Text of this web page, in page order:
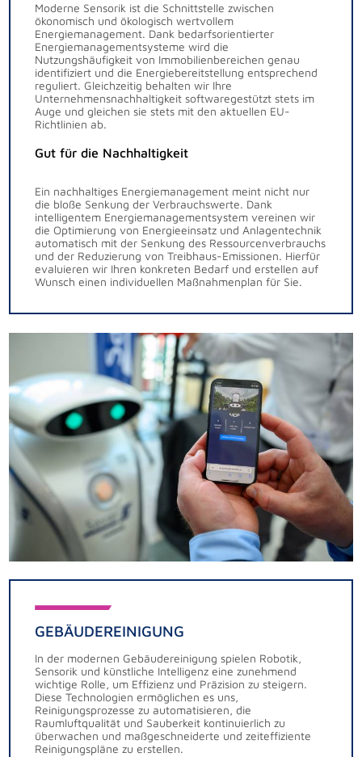
Moderne Sensorik ist die Schnittstelle zwischen
ökonomisch und ökologisch wertvollem
Energiemanagement. Dank bedarfsorientierter
Energiemanagementsysteme wird die
Nutzungshäufigkeit von Immobilienbereichen genau
identifiziert und die Energiebereitstellung entsprechend
reguliert. Gleichzeitig behalten wir Ihre
Unternehmensnachhaltigkeit softwaregestützt stets im
Auge und gleichen sie stets mit den aktuellen EU-
Richtlinien ab.
Gut für die Nachhaltigkeit
Ein nachhaltiges Energiemanagement meint nicht nur
die bloße Senkung der Verbrauchswerte. Dank
intelligentem Energiemanagementsystem vereinen wir
die Optimierung von Energieeinsatz und Anlagentechnik
automatisch mit der Senkung des Ressourcenverbrauchs
und der Reduzierung von Treibhaus-Emissionen. Hierfür
evaluieren wir Ihren konkreten Bedarf und erstellen auf
Wunsch einen individuellen Maßnahmenplan für Sie.
GEBÄUDEREINIGUNG
In der modernen Gebäudereinigung spielen Robotik,
Sensorik und künstliche Intelligenz eine zunehmend
wichtige Rolle, um Effizienz und Präzision zu steigern.
Diese Technologien ermöglichen es uns,
Reinigungsprozesse zu automatisieren, die
Raumluftqualität und Sauberkeit kontinuierlich zu
überwachen und maßgeschneiderte und zeiteffiziente
Reinigungspläne zu erstellen.